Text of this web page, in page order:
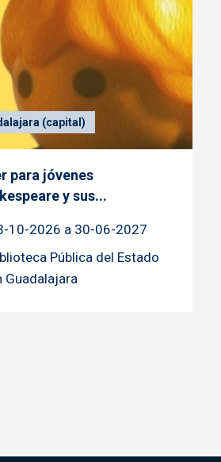
(capital)
para jóvenes
y sus...
10-2026 a 30-06-2027
Pública del Estado
Guadalajara